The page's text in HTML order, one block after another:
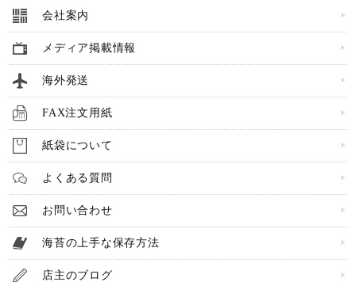
キーワード（商品名）
商品番号
価格（税別）
在庫
在庫なし商品を表示しない
会社案内
メディア掲載情報
海外発送
FAX注文用紙
紙袋について
よくある質問
お問い合わせ
海苔の上手な保存方法
店主のブログ